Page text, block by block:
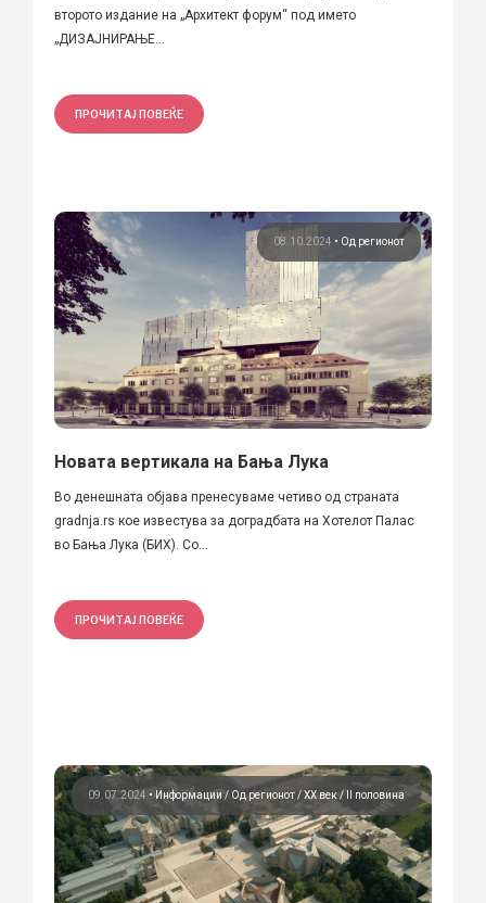
второто издание на „Архитект форум“ под името
„ДИЗАЈНИРАЊЕ...
ПРОЧИТАЈ ПОВЕЌЕ
08.10.2024 • Од регионот
Новата вертикала на Бања Лука
Во денешната објава пренесуваме четиво од страната
gradnja.rs кое известува за доградбата на Хотелот Палас
во Бања Лука (БИХ). Со...
ПРОЧИТАЈ ПОВЕЌЕ
09.07.2024 • Информации Од регионот ХХ век / II половина